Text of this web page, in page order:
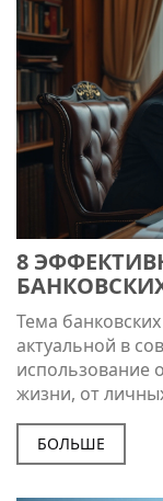
правила
защиты своих
8
Тема
актуальной в
использование
жизни, от
статье
переводов,
БОЛЬШЕ